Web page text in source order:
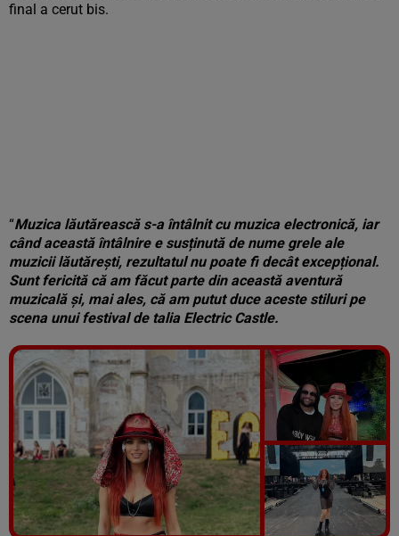
final a cerut bis.
“Muzica lăutărească s-a întâlnit cu muzica electronică, iar
când această întâlnire e susținută de nume grele ale
muzicii lăutărești, rezultatul nu poate fi decât excepțional.
Sunt fericită că am făcut parte din această aventură
muzicală și, mai ales, că am putut duce aceste stiluri pe
scena unui festival de talia Electric Castle.